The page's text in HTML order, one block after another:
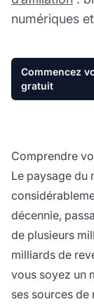
numériques
Commencez
gratuit
Comprendre
Le paysage du
décennie,
de plusieurs
milliards de
vous soyez un
ses sources de